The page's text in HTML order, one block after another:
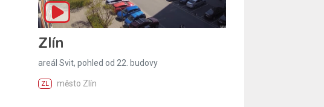
Zlín
areál Svit, pohled od 22. budovy
ZL město Zlín